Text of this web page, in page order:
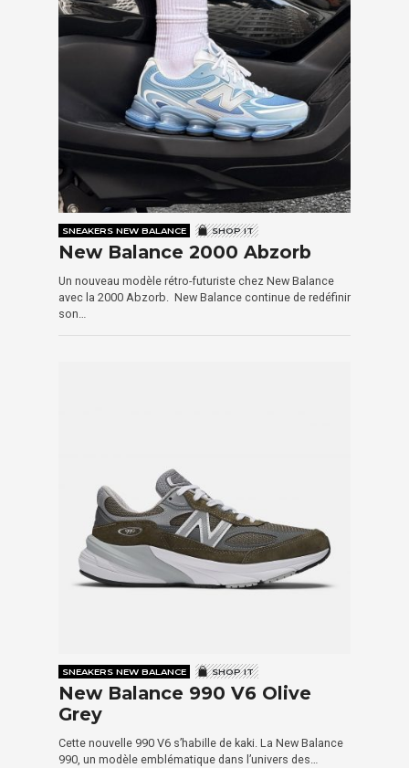
SNEAKERS NEW BALANCE SHOP IT
New Balance 2000 Abzorb
Un nouveau modèle rétro-futuriste chez New Balance
avec la 2000 Abzorb. New Balance continue de redéfinir
son…
SNEAKERS NEW BALANCE SHOP IT
New Balance 990 V6 Olive
Grey
Cette nouvelle 990 V6 s’habille de kaki. La New Balance
990, un modèle emblématique dans l’univers des…